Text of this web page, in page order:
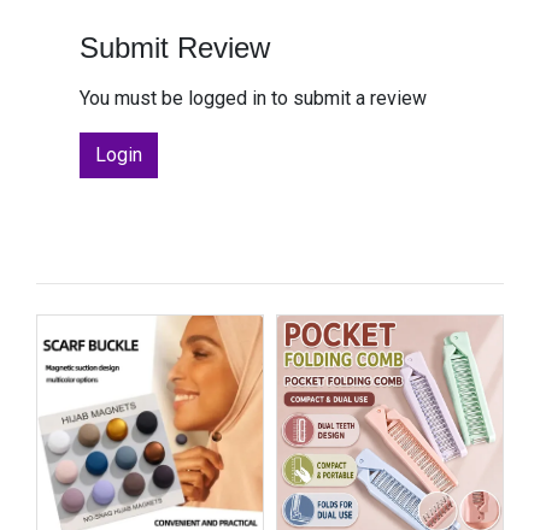
Submit Review
You must be logged in to submit a review
Login